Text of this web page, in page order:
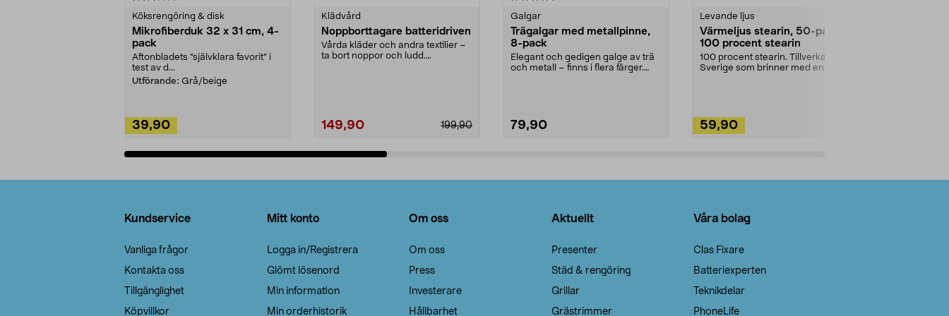
Köksrengöring & disk
Mikrofiberduk 32 x 31 cm, 4-
pack
Aftonbladets "självklara favorit” i
test av d...
Utförande: Grå/beige
39,90
Klädvård
Noppborttagare batteridriven
Vårda kläder och andra textilier –
ta bort noppor och ludd.
199,90
149,90
Galgar
Trägalgar med metallpinne,
8-pack
Elegant och gedigen galge av trä
och metall – finns i flera färger.
79,90
Levande ljus
Värmeljus stearin, 50-pack,
100 procent stearin
100 procent stearin. Tillverkade i
Sverige som brinner med en
59,90
Kundservice
Vanliga frågor
Kontakta oss
Tillgänglighet
Köpvillkor
Mitt konto
Logga in/Registrera
Glömt lösenord
Min information
Min orderhistorik
Om oss
Om oss
Press
Investerare
Hållbarhet
Aktuellt
Presenter
Städ & rengöring
Grillar
Grästrimmer
Våra bolag
Clas Fixare
Batteriexperten
Teknikdelar
PhoneLife